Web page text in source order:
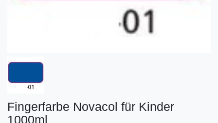
Fingerfarbe Novacol für Kinder
1000ml